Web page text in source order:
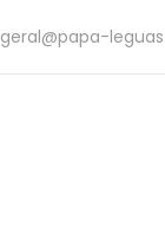
geral@papa-